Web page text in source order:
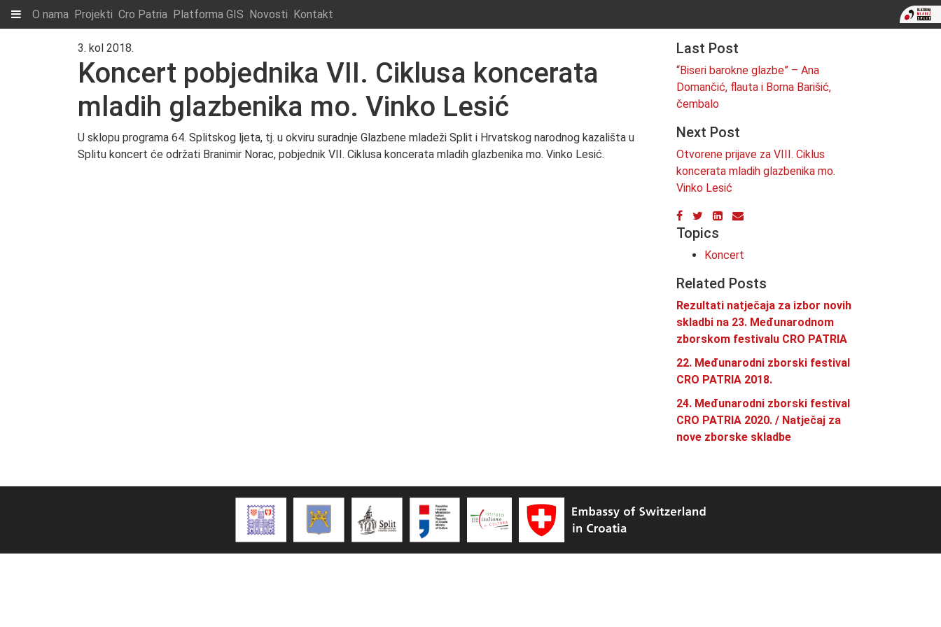
O nama Projekti Cro Patria Platforma GIS Novosti Kontakt
3. kol 2018.
Koncert pobjednika VII. Ciklusa koncerata
mladih glazbenika mo. Vinko Lesić
U sklopu programa 64. Splitskog ljeta, tj. u okviru suradnje Glazbene mladeži Split i Hrvatskog narodnog kazališta u
Splitu koncert će održati Branimir Norac, pobjednik VII. Ciklusa koncerata mladih glazbenika mo. Vinko Lesić.
Last Post
“Biseri barokne glazbe” – Ana
Domančić, flauta i Borna Barišić,
čembalo
Next Post
Otvorene prijave za VIII. Ciklus
koncerata mladih glazbenika mo.
Vinko Lesić
Topics
Koncert
Related Posts
Rezultati natječaja za izbor novih
skladbi na 23. Međunarodnom
zborskom festivalu CRO PATRIA
22. Međunarodni zborski festival
CRO PATRIA 2018.
24. Međunarodni zborski festival
CRO PATRIA 2020. / Natječaj za
nove zborske skladbe